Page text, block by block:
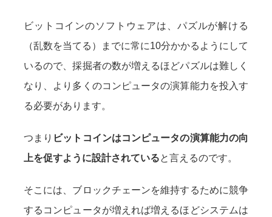
ビットコインのソフトウェアは、パズルが解ける
（乱数を当てる）までに常に10分かかるようにして
いるので、採掘者の数が増えるほどパズルは難しく
なり、より多くのコンピュータの演算能力を投入す
る必要があります。
つまり ビットコインはコンピュータの演算能力の向
上を促すように設計されていると言えるのです。
そこには、ブロックチェーンを維持するために競争
するコンピュータが増えれば増えるほどシステムは